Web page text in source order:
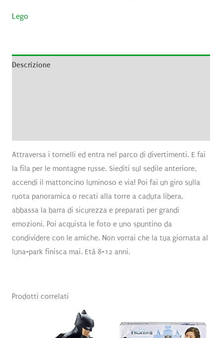
Lego
Descrizione
Attraversa i tornelli ed entra nel parco di divertimenti. E fai
la fila per le montagne russe. Siediti sul sedile anteriore,
accendi il mattoncino luminoso e via! Poi fai un giro sulla
ruota panoramica o recati alla torre a caduta libera,
abbassa la barra di sicurezza e preparati per grandi
emozioni. Poi acquista le foto e uno spuntino da
condividere con le amiche. Non vorrai che la tua giornata al
luna-park finisca mai. Età 8-12 anni.
Prodotti correlati